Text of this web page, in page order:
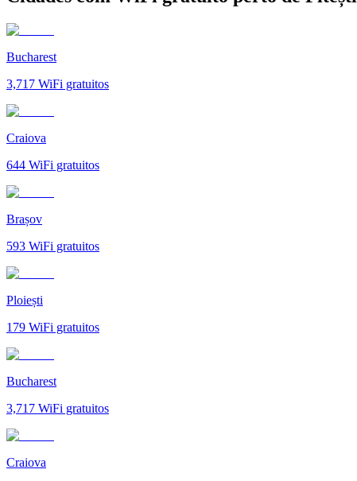
Bucharest
3,717 WiFi gratuitos
Craiova
644 WiFi gratuitos
Brașov
593 WiFi gratuitos
Ploiești
179 WiFi gratuitos
Bucharest
3,717 WiFi gratuitos
Craiova